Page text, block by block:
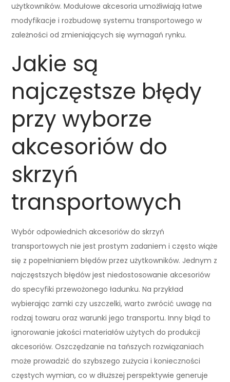
użytkowników. Modułowe akcesoria umożliwiają łatwe
modyfikacje i rozbudowę systemu transportowego w
zależności od zmieniających się wymagań rynku.
Jakie są
najczęstsze błędy
przy wyborze
akcesoriów do
skrzyń
transportowych
Wybór odpowiednich akcesoriów do skrzyń
transportowych nie jest prostym zadaniem i często wiąże
się z popełnianiem błędów przez użytkowników. Jednym z
najczęstszych błędów jest niedostosowanie akcesoriów
do specyfiki przewożonego ładunku. Na przykład
wybierając zamki czy uszczelki, warto zwrócić uwagę na
rodzaj towaru oraz warunki jego transportu. Inny błąd to
ignorowanie jakości materiałów użytych do produkcji
akcesoriów. Oszczędzanie na tańszych rozwiązaniach
może prowadzić do szybszego zużycia i konieczności
częstych wymian, co w dłuższej perspektywie generuje